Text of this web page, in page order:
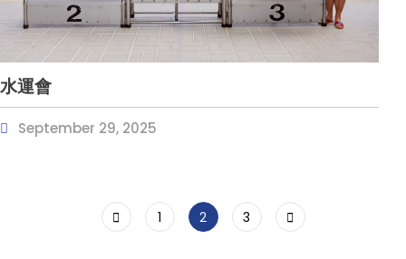
水運會
September 29, 2025
1 2 3